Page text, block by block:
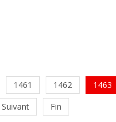
1461 1462 1463
Suivant
Fin